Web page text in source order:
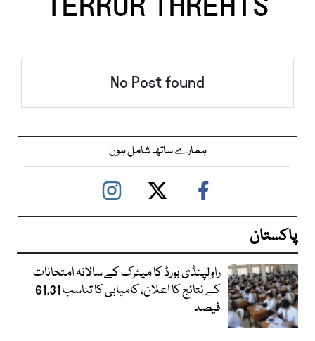
No Post found
ہمارے ساتھ شامل ہوں
پاکستان
راولپنڈی بورڈ کا میٹرک کے سالانہ امتحانات
کے نتائج کا اعلان، کامیابی کا تناسب 61.31
فیصد